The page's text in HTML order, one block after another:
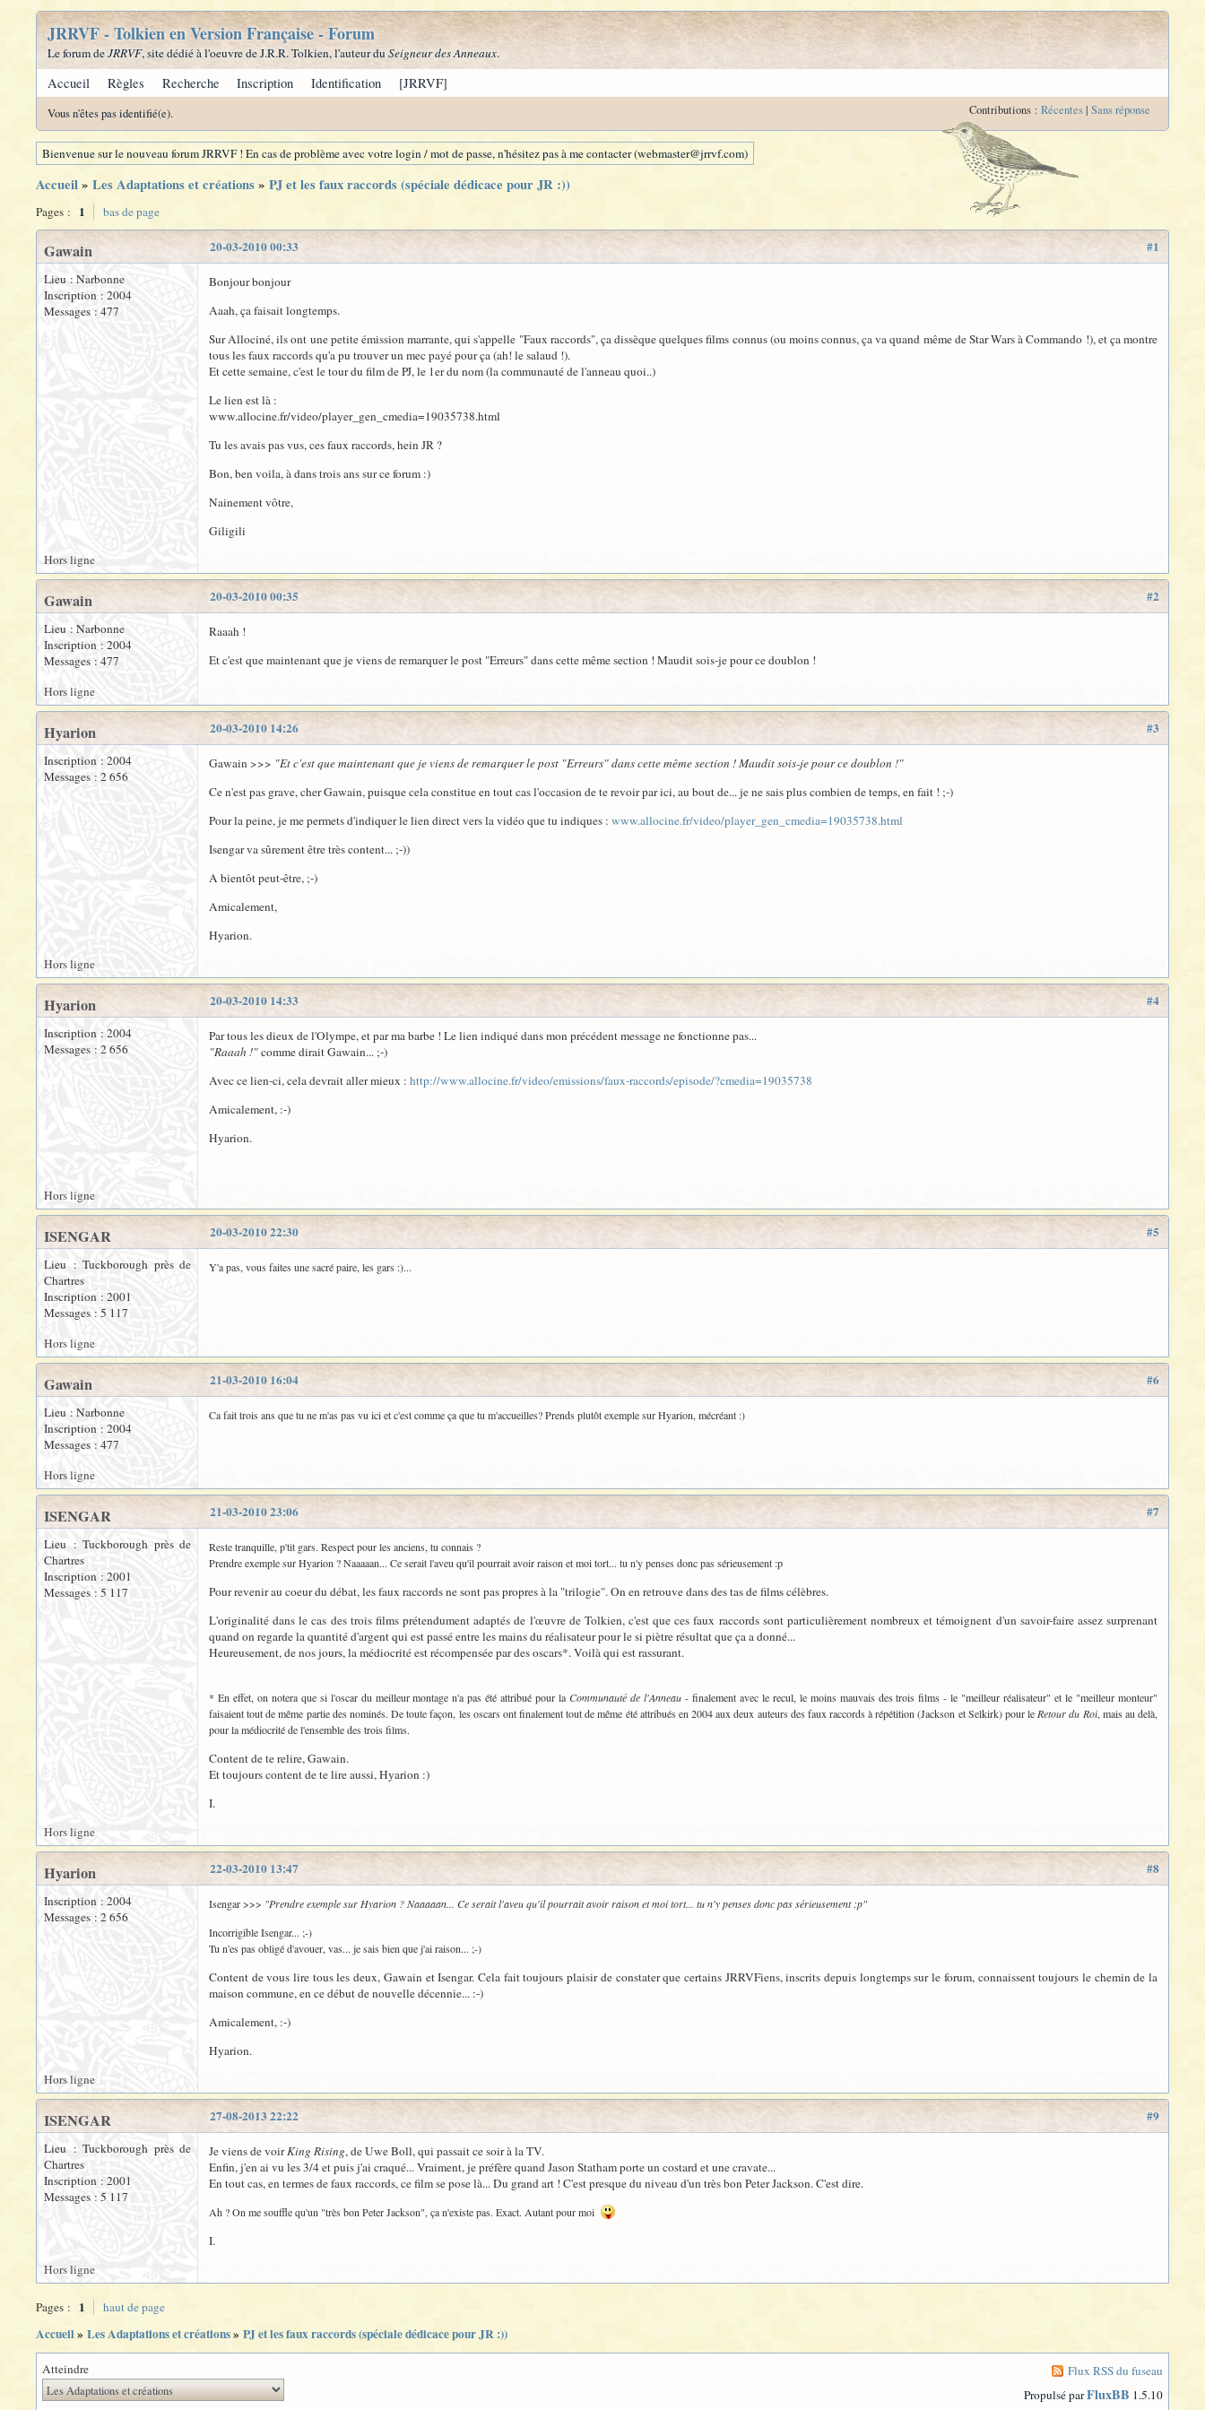
JRRVF - Tolkien en Version Française - Forum
Le forum deJRRVF, site dédié à l'oeuvre de J.R.R. Tolkien, l'auteur du Seigneur des Anneaux.
Accueil Règles Recherche Inscription Identification [JRRVF]
Vous n'êtes pas identifié(e). Contributions : Récentes| Sans réponse
Bienvenue sur le nouveau forum JRRVF ! En cas de problème avec votre login / mot de passe, n'hésitez pas à me contacter (webmaster@jrrvf.com)
Accueil» Les Adaptations et créations» PJ et les faux raccords (spéciale dédicace pour JR :))
Pages : 1 bas de page
#1
20-03-2010 00:33
Gawain
Lieu : Narbonne
Inscription : 2004
Messages : 477
Bonjour bonjour
Aaah, ça faisait longtemps.
Sur Allociné, ils ont une petite émission marrante, qui s'appelle "Faux raccords", ça dissèque quelques films connus (ou moins connus, ça va quand même de Star Wars à Commando !), et ça montre
tous les faux raccords qu'a pu trouver un mec payé pour ça (ah! le salaud !).
Et cette semaine, c'est le tour du film de PJ, le 1er du nom (la communauté de l'anneau quoi..)
Le lien est là :
www.allocine.fr/video/player_gen_cmedia=19035738.html
Tu les avais pas vus, ces faux raccords, hein JR ?
Bon, ben voila, à dans trois ans sur ce forum :)
Nainement vôtre,
Giligili
Hors ligne
#2
20-03-2010 00:35
Gawain
Lieu : Narbonne
Inscription : 2004
Messages : 477
Raaah !
Et c'est que maintenant que je viens de remarquer le post "Erreurs" dans cette même section ! Maudit sois-je pour ce doublon !
Hors ligne
#3
20-03-2010 14:26
Hyarion
Inscription : 2004
Messages : 2 656
Gawain >>> "Et c'est que maintenant que je viens de remarquer le post "Erreurs" dans cette même section ! Maudit sois-je pour ce doublon !"
Ce n'est pas grave, cher Gawain, puisque cela constitue en tout cas l'occasion de te revoir par ici, au bout de... je ne sais plus combien de temps, en fait ! ;-)
Pour la peine, je me permets d'indiquer le lien direct vers la vidéo que tu indiques : www.allocine.fr/video/player_gen_cmedia=19035738.html
Isengar va sûrement être très content... ;-))
A bientôt peut-être, ;-)
Amicalement,
Hyarion.
Hors ligne
#4
20-03-2010 14:33
Hyarion
Inscription : 2004
Messages : 2 656
Par tous les dieux de l'Olympe, et par ma barbe ! Le lien indiqué dans mon précédent message ne fonctionne pas...
"Raaah !"comme dirait Gawain... ;-)
Avec ce lien-ci, cela devrait aller mieux : http://www.allocine.fr/video/emissions/faux-raccords/episode/?cmedia=19035738
Amicalement, :-)
Hyarion.
Hors ligne
#5
20-03-2010 22:30
ISENGAR
Lieu : Tuckborough près de
Chartres
Inscription : 2001
Messages : 5 117
Y'a pas, vous faites une sacré paire, les gars :)...
Hors ligne
#6
21-03-2010 16:04
Gawain
Lieu : Narbonne
Inscription : 2004
Messages : 477
Ca fait trois ans que tu ne m'as pas vu ici et c'est comme ça que tu m'accueilles? Prends plutôt exemple sur Hyarion, mécréant :)
Hors ligne
#7
21-03-2010 23:06
ISENGAR
Lieu : Tuckborough près de
Chartres
Inscription : 2001
Messages : 5 117
Reste tranquille, p'tit gars. Respect pour les anciens, tu connais ?
Prendre exemple sur Hyarion ? Naaaaan... Ce serait l'aveu qu'il pourrait avoir raison et moi tort... tu n'y penses donc pas sérieusement :p
Pour revenir au coeur du débat, les faux raccords ne sont pas propres à la "trilogie". On en retrouve dans des tas de films célèbres.
L'originalité dans le cas des trois films prétendument adaptés de l'œuvre de Tolkien, c'est que ces faux raccords sont particulièrement nombreux et témoignent d'un savoir-faire assez surprenant
quand on regarde la quantité d'argent qui est passé entre les mains du réalisateur pour le si piètre résultat que ça a donné...
Heureusement, de nos jours, la médiocrité est récompensée par des oscars*. Voilà qui est rassurant.
* En effet, on notera que si l'oscar du meilleur montage n'a pas été attribué pour laCommunauté de l'Anneau - finalement avec le recul, le moins mauvais des trois films - le "meilleur réalisateur" et le "meilleur monteur"
faisaient tout de même partie des nominés. De toute façon, les oscars ont finalement tout de même été attribués en 2004 aux deux auteurs des faux raccords à répétition (Jackson et Selkirk) pour le Retour du Roi, mais au delà,
pour la médiocrité de l'ensemble des trois films.
Content de te relire, Gawain.
Et toujours content de te lire aussi, Hyarion :)
I.
Hors ligne
#8
22-03-2010 13:47
Hyarion
Inscription : 2004
Messages : 2 656
Isengar >>> "Prendre exemple sur Hyarion ? Naaaaan... Ce serait l'aveu qu'il pourrait avoir raison et moi tort... tu n'y penses donc pas sérieusement :p"
Incorrigible Isengar... ;-)
Tu n'es pas obligé d'avouer, vas... je sais bien que j'ai raison... ;-)
Content de vous lire tous les deux, Gawain et Isengar. Cela fait toujours plaisir de constater que certains JRRVFiens, inscrits depuis longtemps sur le forum, connaissent toujours le chemin de la
maison commune, en ce début de nouvelle décennie... :-)
Amicalement, :-)
Hyarion.
Hors ligne
#9
27-08-2013 22:22
ISENGAR
Lieu : Tuckborough près de
Chartres
Inscription : 2001
Messages : 5 117
Je viens de voirKing Rising, de Uwe Boll, qui passait ce soir à la TV.
Enfin, j'en ai vu les 3/4 et puis j'ai craqué... Vraiment, je préfère quand Jason Statham porte un costard et une cravate...
En tout cas, en termes de faux raccords, ce film se pose là... Du grand art ! C'est presque du niveau d'un très bon Peter Jackson. C'est dire.
Ah ? On me souffle qu'un "très bon Peter Jackson", ça n'existe pas. Exact. Autant pour moi
I.
Hors ligne
Pages : 1 haut de page
Accueil» Les Adaptations et créations» PJ et les faux raccords (spéciale dédicace pour JR :))
Atteindre
Flux RSS du fuseau
Propulsé parFluxBB 1.5.10